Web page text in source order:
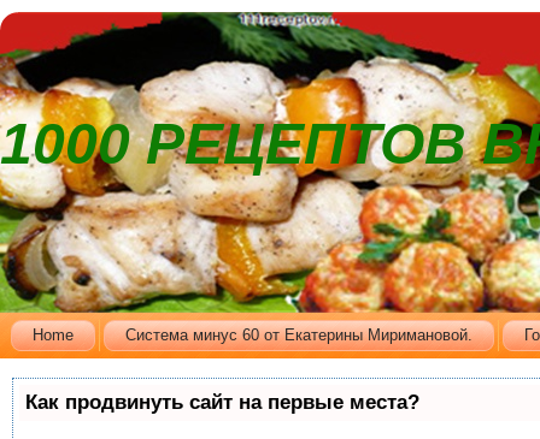
1000 РЕЦЕПТОВ
Home Cистема минус 60 от Екатерины Миримановой.
Как продвинуть сайт на первые места?